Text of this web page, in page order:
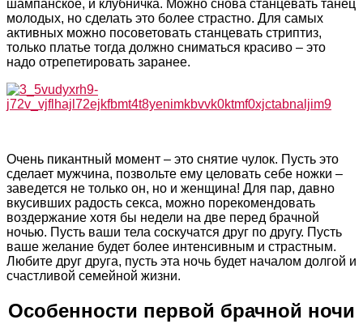
шампанское, и клубничка. Можно снова станцевать танец
молодых, но сделать это более страстно. Для самых
активных можно посоветовать станцевать стриптиз,
только платье тогда должно сниматься красиво – это
надо отрепетировать заранее.
Очень пикантный момент – это снятие чулок. Пусть это
сделает мужчина, позвольте ему целовать себе ножки –
заведется не только он, но и женщина! Для пар, давно
вкусивших радость секса, можно порекомендовать
воздержание хотя бы недели на две перед брачной
ночью. Пусть ваши тела соскучатся друг по другу. Пусть
ваше желание будет более интенсивным и страстным.
Любите друг друга, пусть эта ночь будет началом долгой и
счастливой семейной жизни.
Особенности первой брачной ночи